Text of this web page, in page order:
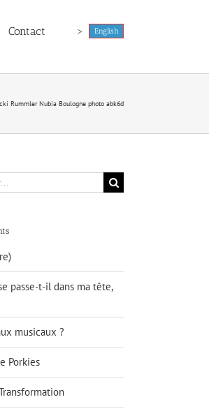
Contact > English
Rummler Nubia Boulogne photo abk6d
passe-t-il dans ma tête,
musicaux ?
Porkies